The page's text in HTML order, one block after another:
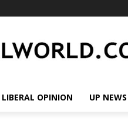
LIBERAL OPINION UP NEWS